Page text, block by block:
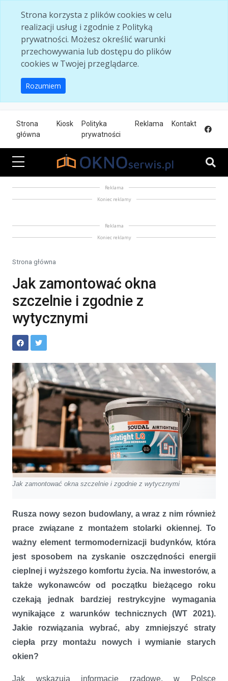
Strona korzysta z plików cookies w celu
realizacji usług i zgodnie z Polityką
prywatności. Możesz określić warunki
przechowywania lub dostępu do plików
cookies w Twojej przeglądarce.
Rozumiem
Strona
główna
Kiosk
Polityka
prywatności
Reklama Kontakt
Reklama
Koniec reklamy
Reklama
Koniec reklamy
Strona główna
Jak zamontować okna
szczelnie i zgodnie z
wytycznymi
Jak zamontować okna szczelnie i zgodnie z wytycznymi
Rusza nowy sezon budowlany, a wraz z nim również
prace związane z montażem stolarki okiennej. To
ważny element termomodernizacji budynków, która
jest sposobem na zyskanie oszczędności energii
cieplnej i wyższego komfortu życia. Na inwestorów, a
także wykonawców od początku bieżącego roku
czekają jednak bardziej restrykcyjne wymagania
wynikające z warunków technicznych (WT 2021).
Jakie rozwiązania wybrać, aby zmniejszyć straty
ciepła przy montażu nowych i wymianie starych
okien?
Jak wskazują informacje rządowe, w Polsce